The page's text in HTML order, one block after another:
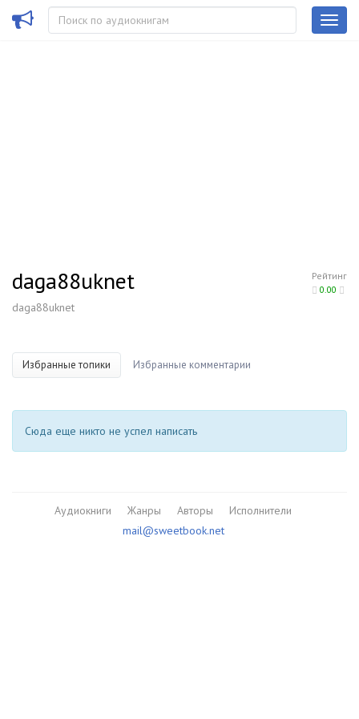
Рейтинг
0.00
daga88uknet
daga88uknet
Избранные топики Избранные комментарии
Сюда еще никто не успел написать
Аудиокниги Жанры Авторы
Исполнители
mail@sweetbook.net